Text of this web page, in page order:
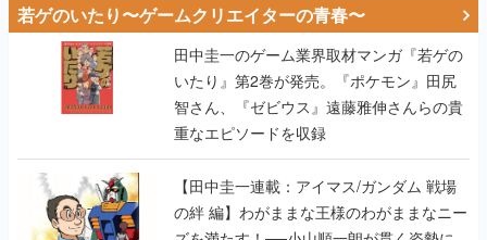
若ゲのいたり〜ゲームクリエイターの青春〜
田中圭一のゲーム業界取材マンガ『若ゲの
いたり』第2巻が発売。『ポケモン』田尻
智さん、『ゼビウス』遠藤雅伸さんらの貴
重なエピソードを収録
【田中圭一連載：アイマス/ガンダム 戦場
の絆 編】わがままな王様のわがままなニー